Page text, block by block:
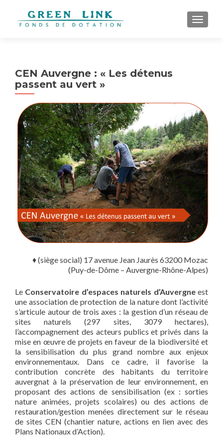
CEN Auvergne : « Les détenus
passent au vert »
♦ (siège social) 17 avenue Jean Jaurès 63200 Mozac
(Puy-de-Dôme – Auvergne-Rhône-Alpes)
Le Conservatoire d’espaces naturels d’Auvergneest
une association de protection de la nature dont l’activité
s’articule autour de trois axes : la gestion d’un réseau de
sites naturels (297 sites, 3079 hectares),
l’accompagnement des acteurs publics et privés dans la
mise en œuvre de projets en faveur de la biodiversité et
la sensibilisation du plus grand nombre aux enjeux
environnementaux. Dans ce cadre, il favorise la
contribution concrète des habitants du territoire
auvergnat à la préservation de leur environnement, en
proposant des actions de sensibilisation (ex : sorties
nature animées, projets scolaires) ou des actions de
restauration/gestion menées directement sur le réseau
de sites CEN (chantier nature, actions en lien avec des
Plans Nationaux d’Action).